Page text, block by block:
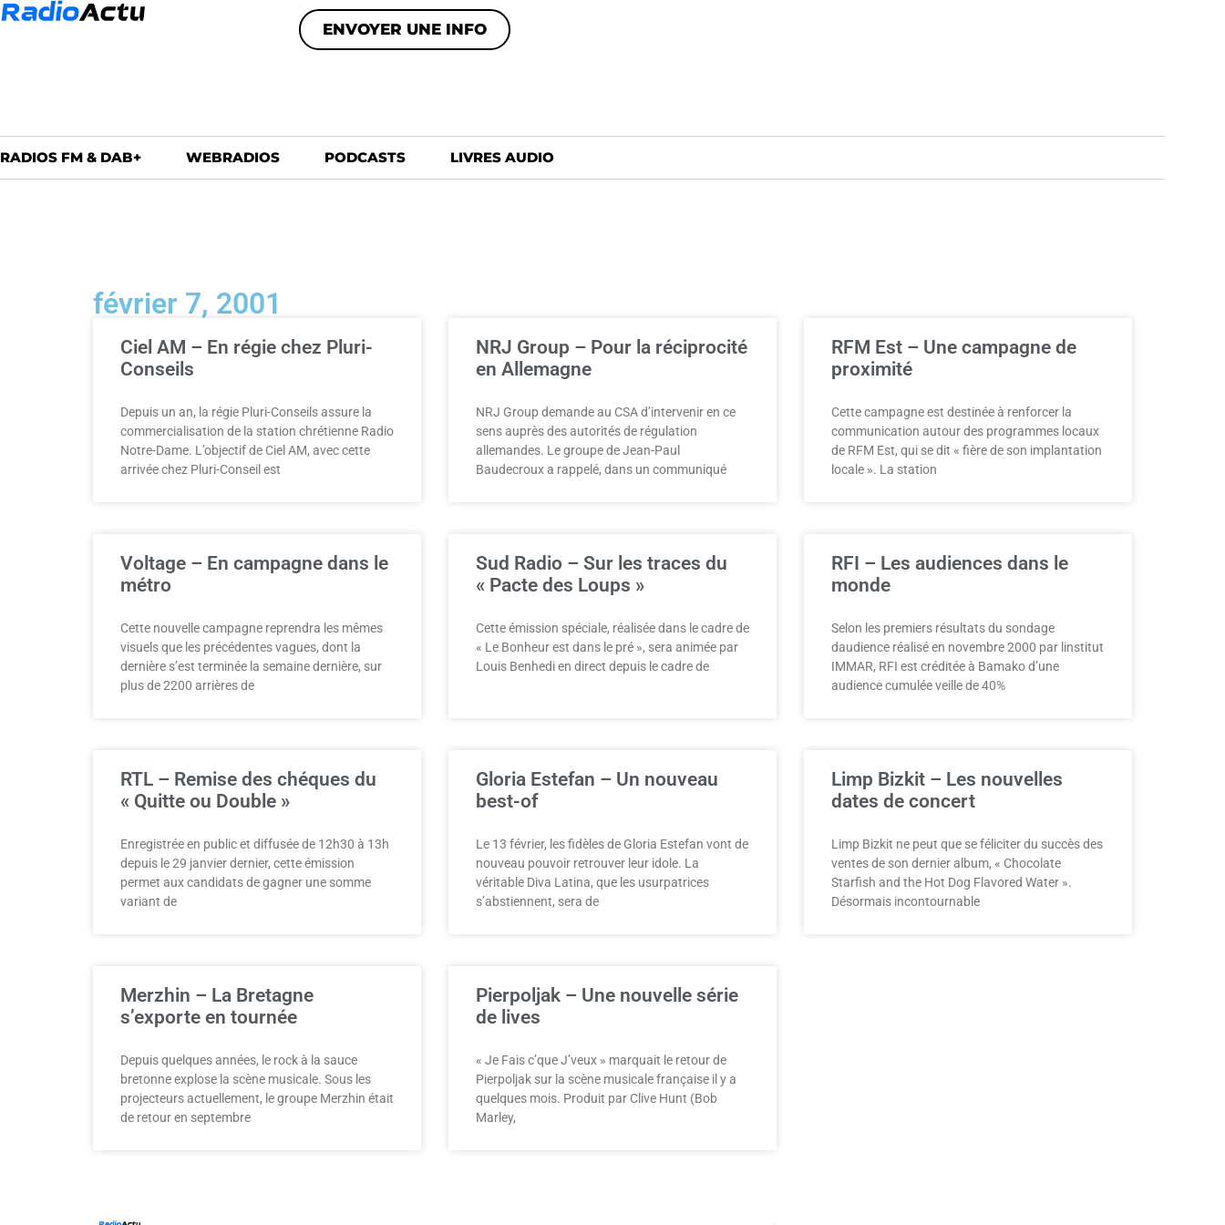
ENVOYER UNE INFO
RADIOS FM & DAB+ WEBRADIOS PODCASTS LIVRES AUDIO
février 7, 2001
Ciel AM – En régie chez Pluri-
Conseils
Depuis un an, la régie Pluri-Conseils assure la
commercialisation de la station chrétienne Radio
Notre-Dame. L’objectif de Ciel AM, avec cette
arrivée chez Pluri-Conseil est
NRJ Group – Pour la réciprocité
en Allemagne
NRJ Group demande au CSA d’intervenir en ce
sens auprès des autorités de régulation
allemandes. Le groupe de Jean-Paul
Baudecroux a rappelé, dans un communiqué
RFM Est – Une campagne de
proximité
Cette campagne est destinée à renforcer la
communication autour des programmes locaux
de RFM Est, qui se dit « fière de son implantation
locale ». La station
Voltage – En campagne dans le
métro
Cette nouvelle campagne reprendra les mêmes
visuels que les précédentes vagues, dont la
dernière s’est terminée la semaine dernière, sur
plus de 2200 arrières de
Sud Radio – Sur les traces du
« Pacte des Loups »
Cette émission spéciale, réalisée dans le cadre de
« Le Bonheur est dans le pré », sera animée par
Louis Benhedi en direct depuis le cadre de
RFI – Les audiences dans le
monde
Selon les premiers résultats du sondage
daudience réalisé en novembre 2000 par linstitut
IMMAR, RFI est créditée à Bamako d’une
audience cumulée veille de 40%
RTL – Remise des chéques du
« Quitte ou Double »
Enregistrée en public et diffusée de 12h30 à 13h
depuis le 29 janvier dernier, cette émission
permet aux candidats de gagner une somme
variant de
Gloria Estefan – Un nouveau
best-of
Le 13 février, les fidèles de Gloria Estefan vont de
nouveau pouvoir retrouver leur idole. La
véritable Diva Latina, que les usurpatrices
s’abstiennent, sera de
Limp Bizkit – Les nouvelles
dates de concert
Limp Bizkit ne peut que se féliciter du succès des
ventes de son dernier album, « Chocolate
Starfish and the Hot Dog Flavored Water ».
Désormais incontournable
Merzhin – La Bretagne
s’exporte en tournée
Depuis quelques années, le rock à la sauce
bretonne explose la scène musicale. Sous les
projecteurs actuellement, le groupe Merzhin était
de retour en septembre
Pierpoljak – Une nouvelle série
de lives
« Je Fais c’que J’veux » marquait le retour de
Pierpoljak sur la scène musicale française il y a
quelques mois. Produit par Clive Hunt (Bob
Marley,